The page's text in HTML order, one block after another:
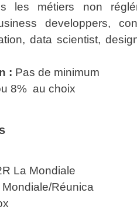
les métiers non
developpers,
data scientist,
: Pas de minimum
8% au choix
La Mondiale
Réunica